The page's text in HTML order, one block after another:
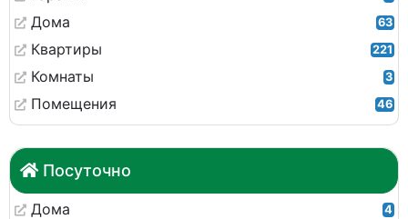
Дома 63
Квартиры 221
Комнаты 3
Помещения 46
Посуточно
Дома 4